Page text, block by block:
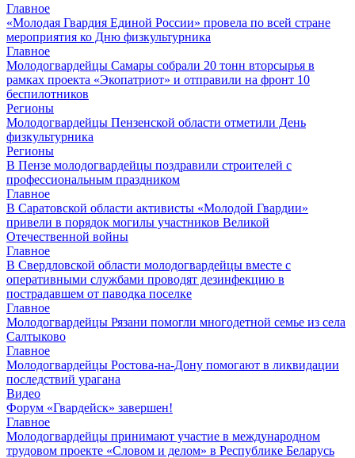
Главное
«Молодая Гвардия Единой России» провела по всей стране
мероприятия ко Дню физкультурника
Главное
Молодогвардейцы Самары собрали 20 тонн вторсырья в
рамках проекта «Экопатриот» и отправили на фронт 10
беспилотников
Регионы
Молодогвардейцы Пензенской области отметили День
физкультурника
Регионы
В Пензе молодогвардейцы поздравили строителей с
профессиональным праздником
Главное
В Саратовской области активисты «Молодой Гвардии»
привели в порядок могилы участников Великой
Отечественной войны
Главное
В Свердловской области молодогвардейцы вместе с
оперативными службами проводят дезинфекцию в
пострадавшем от паводка поселке
Главное
Молодогвардейцы Рязани помогли многодетной семье из села
Салтыково
Главное
Молодогвардейцы Ростова-на-Дону помогают в ликвидации
последствий урагана
Видео
Форум «Гвардейск» завершен!
Главное
Молодогвардейцы принимают участие в международном
трудовом проекте «Словом и делом» в Республике Беларусь